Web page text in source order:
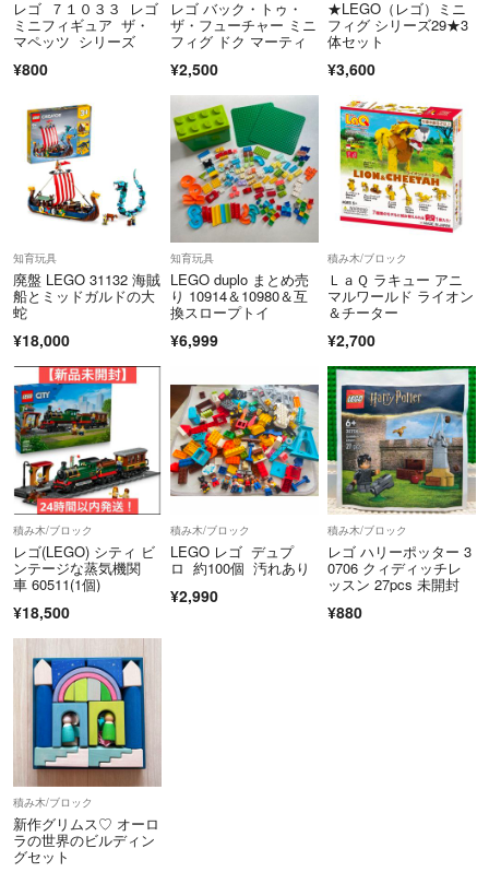
レゴ ７１０３３ レゴ
ミニフィギュア ザ・
マペッツ シリーズ
¥800
レゴ バック・トゥ・
ザ・フューチャー ミニ
フィグ ドク マーティ
¥2,500
★LEGO（レゴ）ミニ
フィグ シリーズ29★3
体セット
¥3,600
知育玩具
廃盤 LEGO 31132 海賊
船とミッドガルドの大
蛇
¥18,000
知育玩具
LEGO duplo まとめ売
り 10914＆10980＆互
換スロープトイ
¥6,999
積み木/ブロック
ＬａＱ ラキュー アニ
マルワールド ライオン
＆チーター
¥2,700
積み木/ブロック
レゴ(LEGO) シティ ビ
ンテージな蒸気機関
車 60511(1個)
¥18,500
積み木/ブロック
LEGO レゴ デュプ
ロ 約100個 汚れあり
¥2,990
積み木/ブロック
レゴ ハリーポッター 3
0706 クィディッチレ
ッスン 27pcs 未開封
¥880
積み木/ブロック
新作グリムス♡ オーロ
ラの世界のビルディン
グセット